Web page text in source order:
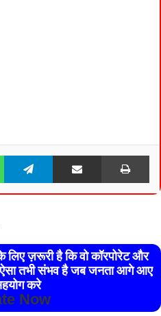
WhatsApp Telegram Share via Email
लिए ज़रूरी है कि वो कॉरपोरेट और
तभी संभव है जब जनता आगे आए
करे
Now